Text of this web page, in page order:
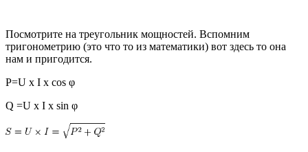
Посмотрите на треугольник мощностей. Вспомним
тригонометрию (это что то из математики) вот здесь то она
нам и пригодится.
P=U x I x cos φ
Q =U x I x sin φ